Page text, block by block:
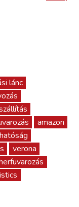
lánc
amazon
verona